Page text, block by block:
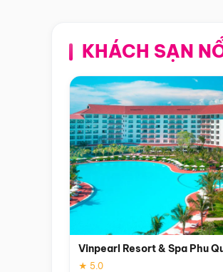
KHÁCH SẠN
Vinpearl Resort & Spa Phu
★ 5.0